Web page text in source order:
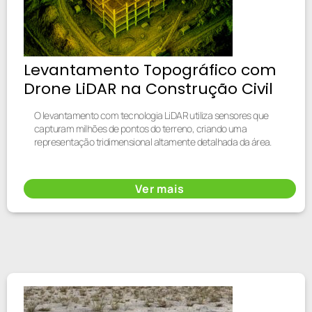
Levantamento Topográfico com
Drone LiDAR na Construção Civil
O levantamento com tecnologia LiDAR utiliza sensores que
capturam milhões de pontos do terreno, criando uma
representação tridimensional altamente detalhada da área.
Ver mais